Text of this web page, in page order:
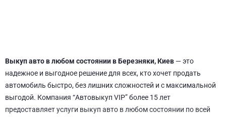
Выкуп авто в любом состоянии в Березняки, Киев — это
надежное и выгодное решение для всех, кто хочет продать
автомобиль быстро, без лишних сложностей и с максимальной
выгодой. Компания “Автовыкуп VIP” более 15 лет
предоставляет услуги выкуп авто в любом состоянии по всей